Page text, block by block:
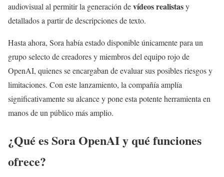
audiovisual al permitir la generación devídeos realistasy
detallados a partir de descripciones de texto.
Hasta ahora, Sora había estado disponible únicamente para un
grupo selecto de creadores y miembros del equipo rojo de
OpenAI, quienes se encargaban de evaluar sus posibles riesgos y
limitaciones. Con este lanzamiento, la compañía amplía
significativamente su alcance y pone esta potente herramienta en
manos de un público más amplio.
¿Qué es Sora OpenAI y qué funciones
ofrece?